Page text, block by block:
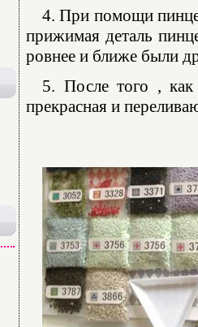
4. При помощи
прижимая деталь
ровнее и ближе были
5. После того , как
прекрасная и